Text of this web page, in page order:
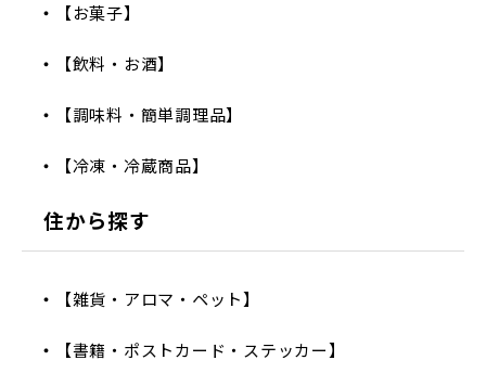
【お菓子】
【飲料・お酒】
【調味料・簡単調理品】
【冷凍・冷蔵商品】
住から探す
【雑貨・アロマ・ペット】
【書籍・ポストカード・ステッカー】